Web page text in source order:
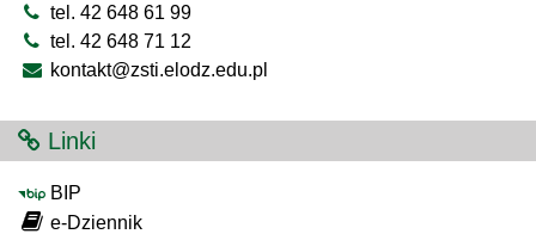
tel. 42 648 61 99
tel. 42 648 71 12
kontakt@zsti.elodz.edu.pl
Linki
BIP
e-Dziennik